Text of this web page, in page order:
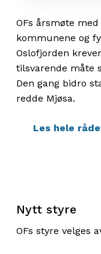
OFs årsmøte
kommunene og
Oslofjorden
tilsvarende måte
Den gang bidro
redde Mjøsa.
Les hele
Nytt styre
OFs styre velges